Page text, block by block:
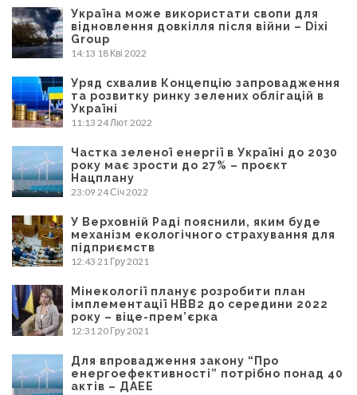
Україна може використати свопи для
відновлення довкілля після війни – Dixi
Group
14:13 18 Кві 2022
Уряд схвалив Концепцію запровадження
та розвитку ринку зелених облігацій в
Україні
11:13 24 Лют 2022
Частка зеленої енергії в Україні до 2030
року має зрости до 27% – проєкт
Нацплану
23:09 24 Січ 2022
У Верховній Раді пояснили, яким буде
механізм екологічного страхування для
підприємств
12:43 21 Гру 2021
Мінекології планує розробити план
імплементації НВВ2 до середини 2022
року – віце-прем’єрка
12:31 20 Гру 2021
Для впровадження закону “Про
енергоефективності” потрібно понад 40
актів – ДАЕЕ